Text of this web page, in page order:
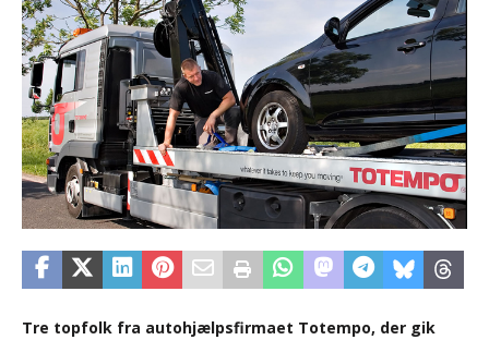
Tre topfolk fra autohjælpsfirmaet Totempo, der gik